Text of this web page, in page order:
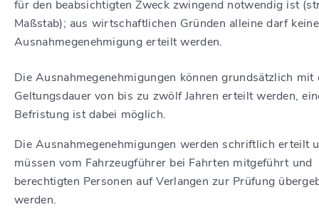
für den beabsichtigten Zweck zwingend notwendig ist
Maßstab); aus wirtschaftlichen Gründen alleine darf keine
Ausnahmegenehmigung erteilt werden.
Die Ausnahmegenehmigungen können grundsätzlich mit
Geltungsdauer von bis zu zwölf Jahren erteilt werden,
Befristung ist dabei möglich.
Die Ausnahmegenehmigungen werden schriftlich erteilt
müssen vom Fahrzeugführer bei Fahrten mitgeführt und
berechtigten Personen auf Verlangen zur Prüfung
werden.